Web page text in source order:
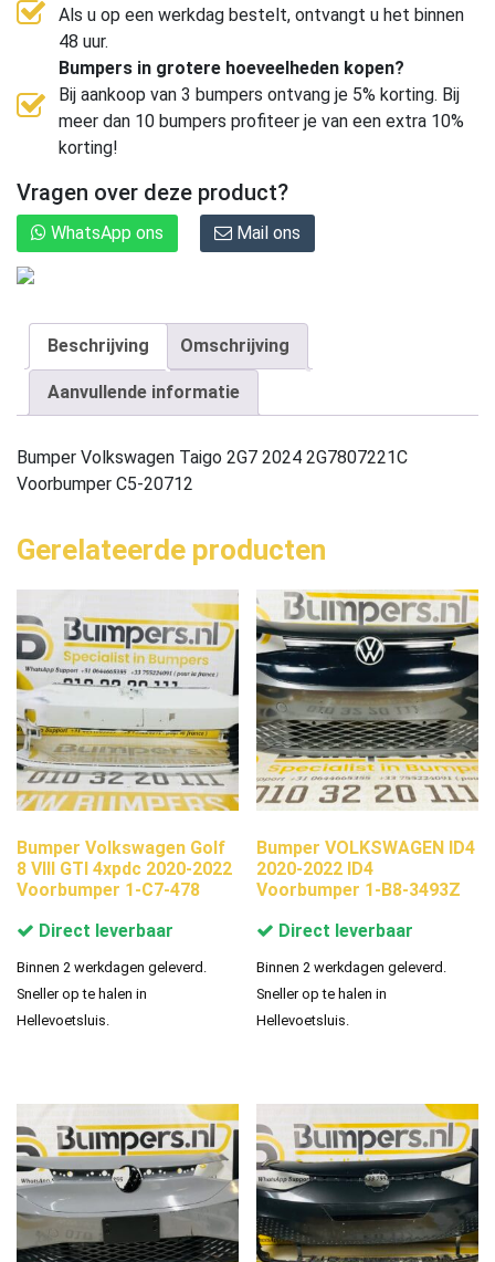
Als u op een werkdag bestelt, ontvangt u het binnen
48 uur.
Bumpers in grotere hoeveelheden kopen?
Bij aankoop van 3 bumpers ontvang je 5% korting. Bij
meer dan 10 bumpers profiteer je van een extra 10%
korting!
Vragen over deze product?
WhatsApp ons Mail ons
Beschrijving Omschrijving
Aanvullende informatie
Bumper Volkswagen Taigo 2G7 2024 2G7807221C
Voorbumper C5-20712
Gerelateerde producten
Bumper Volkswagen Golf
8 VIII GTI 4xpdc 2020-2022
Voorbumper 1-C7-478
Direct leverbaar
Binnen 2 werkdagen geleverd.
Sneller op te halen in
Hellevoetsluis.
Bumper VOLKSWAGEN ID4
2020-2022 ID4
Voorbumper 1-B8-3493Z
Direct leverbaar
Binnen 2 werkdagen geleverd.
Sneller op te halen in
Hellevoetsluis.